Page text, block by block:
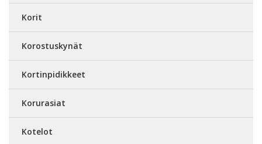
Korit
Korostuskynät
Kortinpidikkeet
Korurasiat
Kotelot